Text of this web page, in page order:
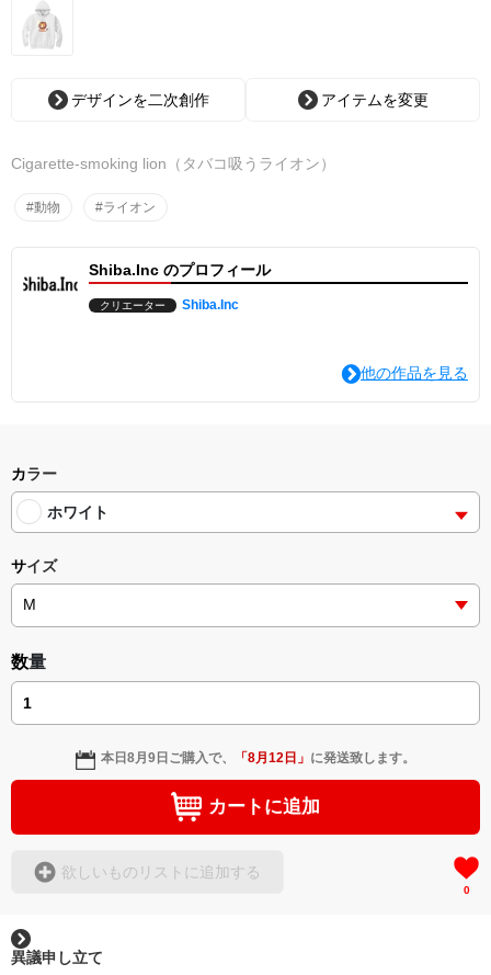
デザインを二次創作 アイテムを変更
Cigarette-smoking lion（タバコ吸うライオン）
#動物 #ライオン
Shiba.Inc のプロフィール
クリエーター Shiba.Inc
他の作品を見る
カラー
ホワイト
サイズ
数量
本日8月9日 ご購入で、 「8月12日 」 に発送致します。
カートに追加
欲しいものリストに追加する
0
異議申し立て